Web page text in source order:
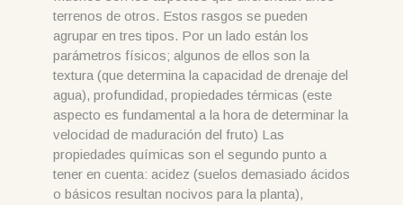
terrenos de otros. Estos rasgos se pueden
agrupar en tres tipos. Por un lado están los
parámetros físicos; algunos de ellos son la
textura (que determina la capacidad de drenaje del
agua), profundidad, propiedades térmicas (este
aspecto es fundamental a la hora de determinar la
velocidad de maduración del fruto) Las
propiedades químicas son el segundo punto a
tener en cuenta: acidez (suelos demasiado ácidos
o básicos resultan nocivos para la planta),